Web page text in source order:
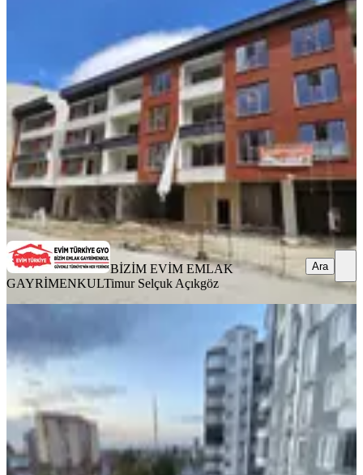
Evim Türkiye Bizim Emlaktan Satılık
İzzetbeyde Lüks Sıfır 3+1
Çumra, İzzetbey Mahallesi
3+1·144 m²· 1. Kat·22.05.2026
3.850.000 ₺
BİZİM EVİM EMLAK GAYRİMENKUL Timur Selçuk Açıkgöz
Ara
BİZİM EVİM EMLAK
GAYRİMENKULTimur Selçuk Açıkgöz
Ara
Aydın Satıyor'dan Hastaneye Yakın
Geniş Lüx Fırsat 3+1 Daire
Çumra, Meydan Mahallesi
2. Kat·10.04.2026
Geri Dönüş: 14 yıl